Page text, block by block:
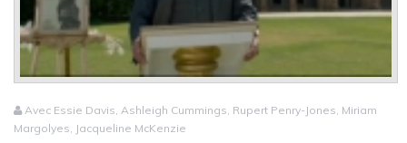
Avec Essie Davis, Ashleigh Cummings, Rupert Penry-Jones, Miriam
Margolyes, Jacqueline McKenzie